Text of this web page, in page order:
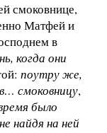
смоковнице,
Матфей и
в
когда они
поутру же,
смоковницу,
было
найдя на ней